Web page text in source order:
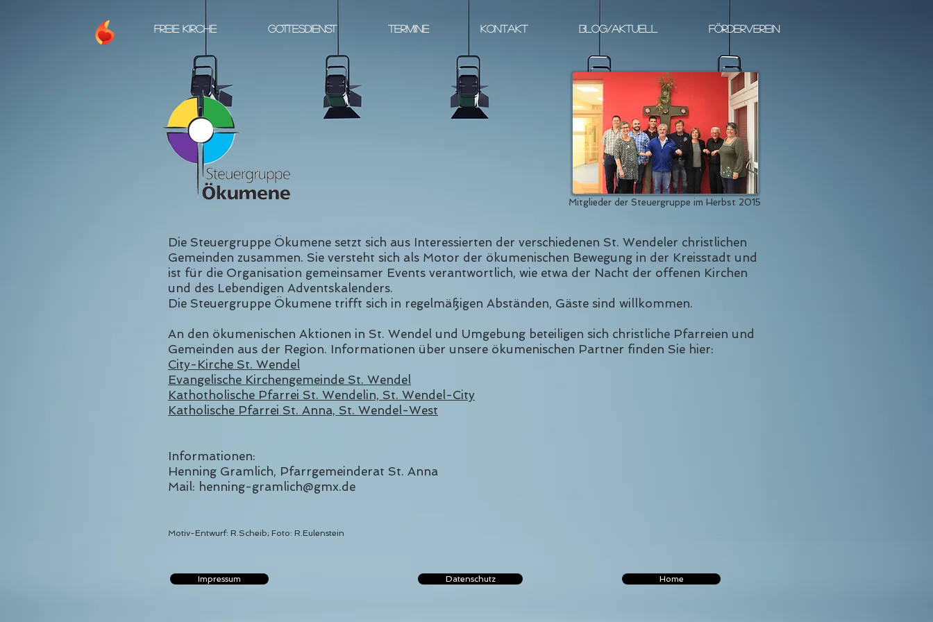
FREIE KIRCHE GOTTESDIENST TERMINE KONTAKT BLOG/AKTUELL FÖRDERVEREIN
Die Steuergruppe Ökumene setzt sich aus Interessierten der verschiedenen St. Wendeler christlichen
Gemeinden zusammen. Sie versteht sich als Motor der ökumenischen Bewegung in der Kreisstadt und
ist für die Organisation gemeinsamer Events verantwortlich, wie etwa der Nacht der offenen Kirchen
und des Lebendigen Adventskalenders.
Die Steuergruppe Ökumene trifft sich in regelmäßigen Abständen, Gäste sind willkommen.
An den ökumenischen Aktionen in St. Wendel und Umgebung beteiligen sich christliche Pfarreien und
Gemeinden aus der Region. Informationen über unsere ökumenischen Partner finden Sie hier:
City-Kirche St. Wendel
Evangelische Kirchengemeinde St. Wendel
Kathotholische Pfarrei St. Wendelin, St. Wendel-City
Katholische Pfarrei St. Anna, St. Wendel-West
Informationen:
Henning Gramlich, Pfarrgemeinderat St. Anna
Mail: henning-gramlich@gmx.de
Mitglieder der Steuergruppe im Herbst 2015
Motiv-Entwurf: R.Scheib; Foto: R.Eulenstein
Impressum Datenschutz Home